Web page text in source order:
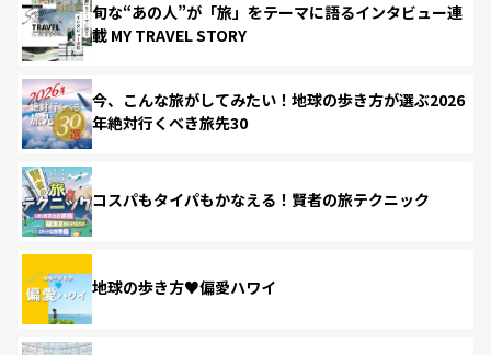
旬な“あの人”が「旅」をテーマに語るインタビュー連
載 MY TRAVEL STORY
今、こんな旅がしてみたい！地球の歩き方が選ぶ2026
年絶対行くべき旅先30
コスパもタイパもかなえる！賢者の旅テクニック
地球の歩き方♥偏愛ハワイ